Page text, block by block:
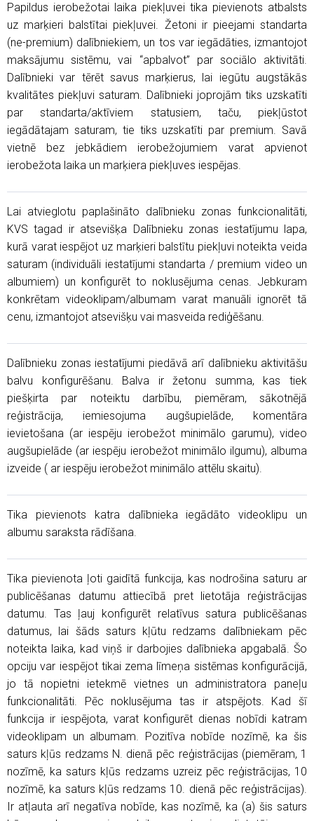
Papildus ierobežotai laika piekļuvei tika pievienots atbalsts
uz marķieri balstītai piekļuvei. Žetoni ir pieejami standarta
(ne-premium) dalībniekiem, un tos var iegādāties, izmantojot
maksājumu sistēmu, vai “apbalvot” par sociālo aktivitāti.
Dalībnieki var tērēt savus marķierus, lai iegūtu augstākās
kvalitātes piekļuvi saturam. Dalībnieki joprojām tiks uzskatīti
par standarta/aktīviem statusiem, taču, piekļūstot
iegādātajam saturam, tie tiks uzskatīti par premium. Savā
vietnē bez jebkādiem ierobežojumiem varat apvienot
ierobežota laika un marķiera piekļuves iespējas.
Lai atvieglotu paplašināto dalībnieku zonas funkcionalitāti,
KVS tagad ir atsevišķa Dalībnieku zonas iestatījumu lapa,
kurā varat iespējot uz marķieri balstītu piekļuvi noteikta veida
saturam (individuāli iestatījumi standarta / premium video un
albumiem) un konfigurēt to noklusējuma cenas. Jebkuram
konkrētam videoklipam/albumam varat manuāli ignorēt tā
cenu, izmantojot atsevišķu vai masveida rediģēšanu.
Dalībnieku zonas iestatījumi piedāvā arī dalībnieku aktivitāšu
balvu konfigurēšanu. Balva ir žetonu summa, kas tiek
piešķirta par noteiktu darbību, piemēram, sākotnējā
reģistrācija, iemiesojuma augšupielāde, komentāra
ievietošana (ar iespēju ierobežot minimālo garumu), video
augšupielāde (ar iespēju ierobežot minimālo ilgumu), albuma
izveide ( ar iespēju ierobežot minimālo attēlu skaitu).
Tika pievienots katra dalībnieka iegādāto videoklipu un
albumu saraksta rādīšana.
Tika pievienota ļoti gaidītā funkcija, kas nodrošina saturu ar
publicēšanas datumu attiecībā pret lietotāja reģistrācijas
datumu. Tas ļauj konfigurēt relatīvus satura publicēšanas
datumus, lai šāds saturs kļūtu redzams dalībniekam pēc
noteikta laika, kad viņš ir darbojies dalībnieka apgabalā. Šo
opciju var iespējot tikai zema līmeņa sistēmas konfigurācijā,
jo tā nopietni ietekmē vietnes un administratora paneļu
funkcionalitāti. Pēc noklusējuma tas ir atspējots. Kad šī
funkcija ir iespējota, varat konfigurēt dienas nobīdi katram
videoklipam un albumam. Pozitīva nobīde nozīmē, ka šis
saturs kļūs redzams N. dienā pēc reģistrācijas (piemēram, 1
nozīmē, ka saturs kļūs redzams uzreiz pēc reģistrācijas, 10
nozīmē, ka saturs kļūs redzams 10. dienā pēc reģistrācijas).
Ir atļauta arī negatīva nobīde, kas nozīmē, ka (a) šis saturs